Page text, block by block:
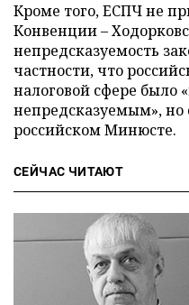
Кроме того, ЕСПЧ не
Конвенции–
непредсказуемость
частности, что
налоговой сфере было
непредсказуемым», но
российском Минюсте.
СЕЙЧАС ЧИТАЮТ